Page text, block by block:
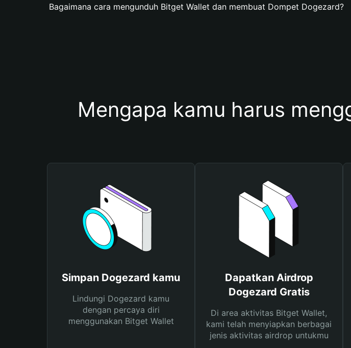
Bagaimana cara mengunduh Bitget Wallet dan membuat Dompet Dogezard?
Mengapa kamu harus
Simpan Dogezard kamu
Lindungi Dogezard kamu
dengan percaya diri
menggunakan Bitget Wallet
Dapatkan Airdrop
Dogezard Gratis
Di area aktivitas Bitget Wallet,
kami telah menyiapkan berbagai
jenis aktivitas airdrop untukmu